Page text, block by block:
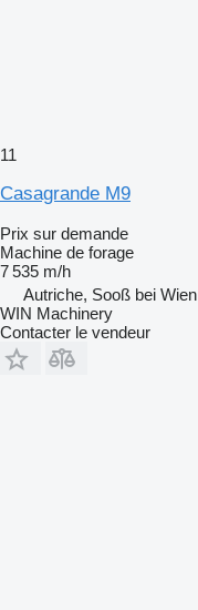
11
Casagrande M9
Prix sur demande
Machine de forage
7 535 m/h
Autriche, Sooß bei Wien
WIN Machinery
Contacter le vendeur